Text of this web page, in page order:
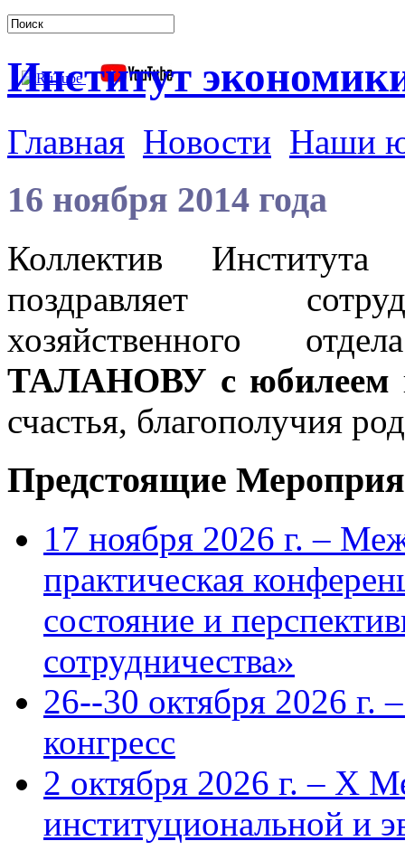
Институт
Главная Новости Наши
16 ноября 2014 года
Коллектив
поздравляет
хозяйственного
ТАЛАНОВУ с юбилеем
счастья, благополучия
Предстоящие
17 ноября 2026 г. –
практическая
состояние и
сотрудничества»
26--30 октября 2026 г.
конгресс
2 октября 2026 г. – X
институциональной и